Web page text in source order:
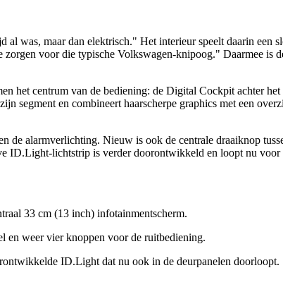
was, maar dan elektrisch." Het interieur speelt daarin een
voor die typische Volkswagen-knipoog." Daarmee is
het centrum van de bediening: de Digital Cockpit achter
segment en combineert haarscherpe graphics met een
alarmverlichting. Nieuw is ook de centrale draaiknop
ID.Light-lichtstrip is verder doorontwikkeld en loopt nu
33 cm (13 inch) infotainmentscherm.
en weer vier knoppen voor de ruitbediening.
ID.Light dat nu ook in de deurpanelen doorloopt.